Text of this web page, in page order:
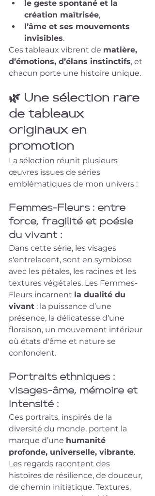
le geste spontané et la
création maîtrisée,
l’âme et ses mouvements
invisibles.
Ces tableaux vibrent de matière,
d’émotions, d’élans instinctifs, et
chacun porte une histoire unique.
🌿 Une sélection rare
de tableaux
originaux en
promotion
La sélection réunit plusieurs
œuvres issues de séries
emblématiques de mon univers :
Femmes-Fleurs : entre
force, fragilité et poésie
du vivant :
Dans cette série, les visages
s'entrelacent, sont en symbiose
avec les pétales, les racines et les
textures végétales. Les Femmes-
Fleurs incarnent la dualité du
vivant : la puissance d’une
présence, la délicatesse d’une
floraison, un mouvement intérieur
où états d'âme et nature se
confondent.
Portraits ethniques :
visages-âme, mémoire et
intensité :
Ces portraits, inspirés de la
diversité du monde, portent la
marque d’une humanité
profonde, universelle, vibrante.
Les regards racontent des
histoires de résilience, de douceur,
de chemin initiatique. Textures,